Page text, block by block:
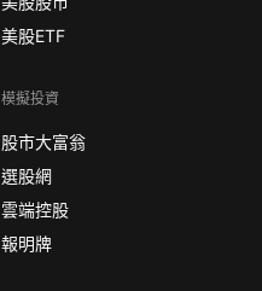
美股ETF
模擬投資
股市大富翁
選股網
雲端控股
報明牌